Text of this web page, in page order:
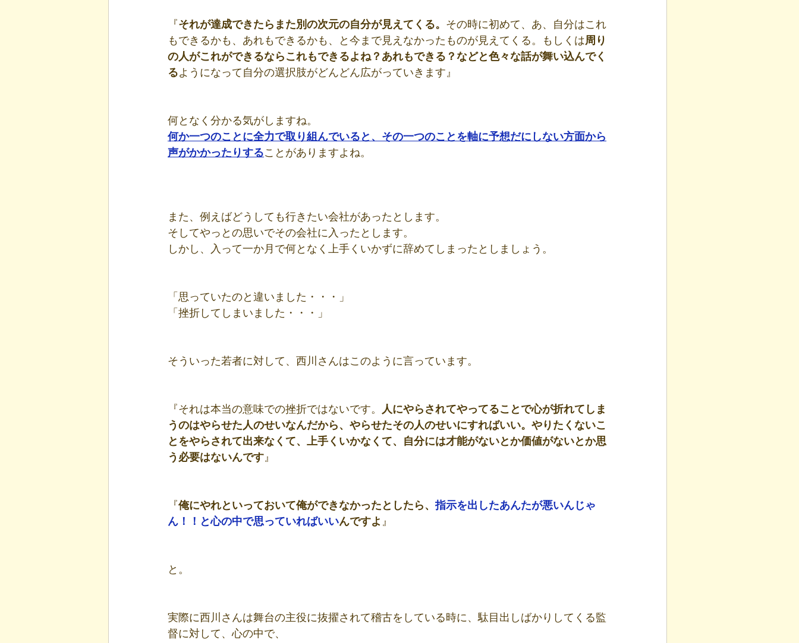
『それが達成できたらまた別の次元の自分が見えてくる。 その時に初めて、あ、自分はこれ
もできるかも、あれもできるかも、と今まで見えなかったものが見えてくる。もしくは周り
の人がこれができるならこれもできるよね？あれもできる？などと色々な話が舞い込んでく
るようになって自分の選択肢がどんどん広がっていきます』
何となく分かる気がしますね。
何か一つのことに全力で取り組んでいると、その一つのことを軸に予想だにしない方面から
声がかかったりすることがありますよね。
また、例えばどうしても行きたい会社があったとします。
そしてやっとの思いでその会社に入ったとします。
しかし、入って一か月で何となく上手くいかずに辞めてしまったとしましょう。
「思っていたのと違いました・・・」
「挫折してしまいました・・・」
そういった若者に対して、西川さんはこのように言っています。
『それは本当の意味での挫折ではないです。 人にやらされてやってることで心が折れてしま
うのはやらせた人のせいなんだから、やらせたその人のせいにすればいい。やりたくないこ
とをやらされて出来なくて、上手くいかなくて、自分には才能がないとか価値がないとか思
う必要はないんです』
『俺にやれといっておいて俺ができなかったとしたら、指示を出したあんたが悪いんじゃ
ん！！と心の中で思っていればいいんですよ 』
と。
実際に西川さんは舞台の主役に抜擢されて稽古をしている時に、駄目出しばかりしてくる監
督に対して、心の中で、